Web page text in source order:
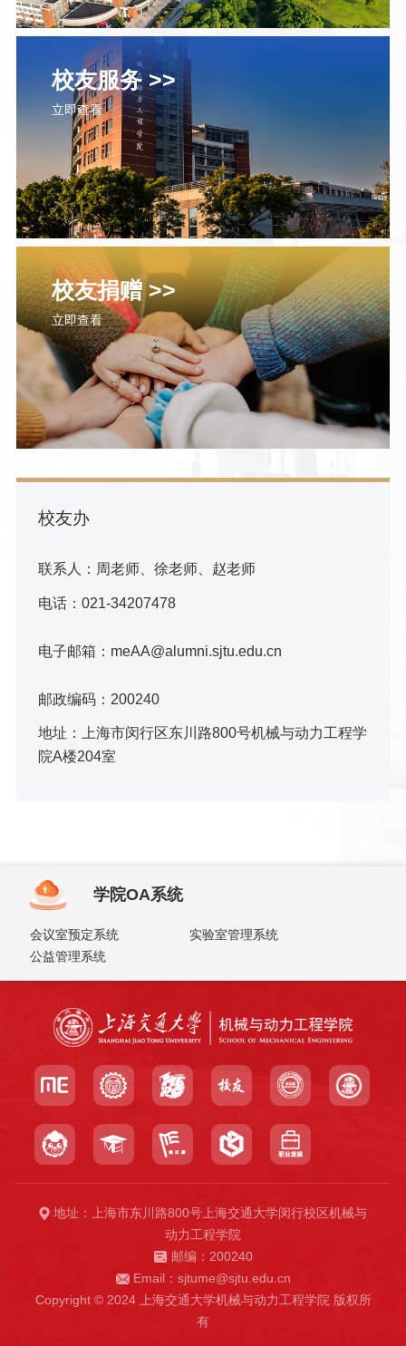
校友服务 >>
立即查看
校友捐赠 >>
立即查看
校友办
联系人：周老师、徐老师、赵老师
电话：021-34207478
电子邮箱：meAA@alumni.sjtu.edu.cn
邮政编码：200240
地址：上海市闵行区东川路800号机械与动力工程学
院A楼204室
学院OA系统
会议室预定系统
实验室管理系统
公益管理系统
地址：上海市东川路800号上海交通大学闵行校区机械与
动力工程学院
邮编：200240
Email：sjtume@sjtu.edu.cn
Copyright © 2024 上海交通大学机械与动力工程学院 版权所
有